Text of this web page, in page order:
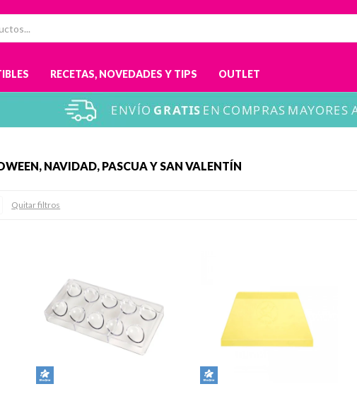
RECETAS, NOVEDADES Y TIPS OUTLET
NAVIDAD, PASCUA Y SAN VALENTÍN
Quitar filtros